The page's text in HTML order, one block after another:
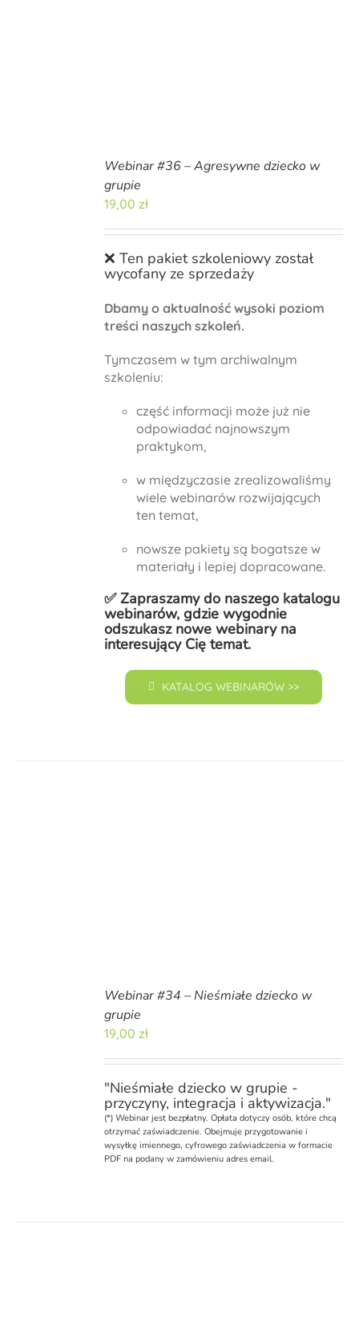
Webinar #36 – Agresywne dziecko w
grupie
19,00 zł
❌ Ten pakiet szkoleniowy został
wycofany ze sprzedaży
Dbamy o aktualność wysoki poziom
treści naszych szkoleń.
Tymczasem w tym archiwalnym
szkoleniu:
część informacji może już nie
odpowiadać najnowszym
praktykom,
w międzyczasie zrealizowaliśmy
wiele webinarów rozwijających
ten temat,
nowsze pakiety są bogatsze w
materiały i lepiej dopracowane.
✅ Zapraszamy do naszego katalogu
webinarów, gdzie wygodnie
odszukasz nowe webinary na
interesujący Cię temat.
KATALOG WEBINARÓW >>
Webinar #34 – Nieśmiałe dziecko w
grupie
19,00 zł
"Nieśmiałe dziecko w grupie -
przyczyny, integracja i aktywizacja."
(*)Webinarjest bezpłatny. Opłata dotyczy osób, które chcą
otrzymać zaświadczenie. Obejmuje przygotowanie i
wysyłkę imiennego, cyfrowego zaświadczenia w formacie
PDF na podany w zamówieniu adres email.